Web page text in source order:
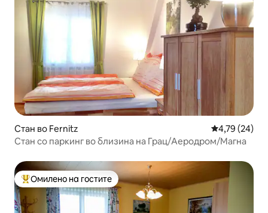
Стан во Fernitz Просечна
4,79 (24)
Стан со паркинг во близина на Грац/Аеродром/Магна
Меѓу најуспешните „Омилени на гостите“
Омилено на гостите